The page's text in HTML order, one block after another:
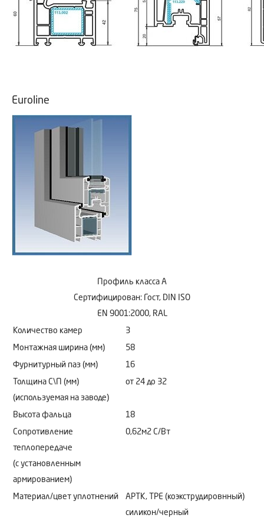
Euroline
Профиль класса А
Сертифицирован: Гост, DIN ISO
EN 9001:2000, RAL
Количество камер 3
Монтажная ширина (мм) 58
Фурнитурный паз (мм) 16
Толщина С\П (мм)
(используемая на заводе)
от 24 до 32
Высота фальца 18
Сопротивление
теплопередаче
(с установленным
армированием)
0,62м2 C/Bт
Материал/цвет уплотнений
АРТК, ТРЕ (коэкструдировнный)
силикон/черный